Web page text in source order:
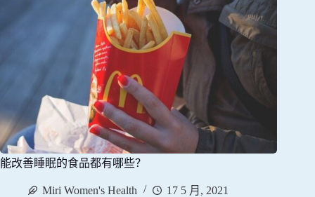
能改善睡眠的食品都有哪些？
Miri Women's Health 17 5 月, 2021